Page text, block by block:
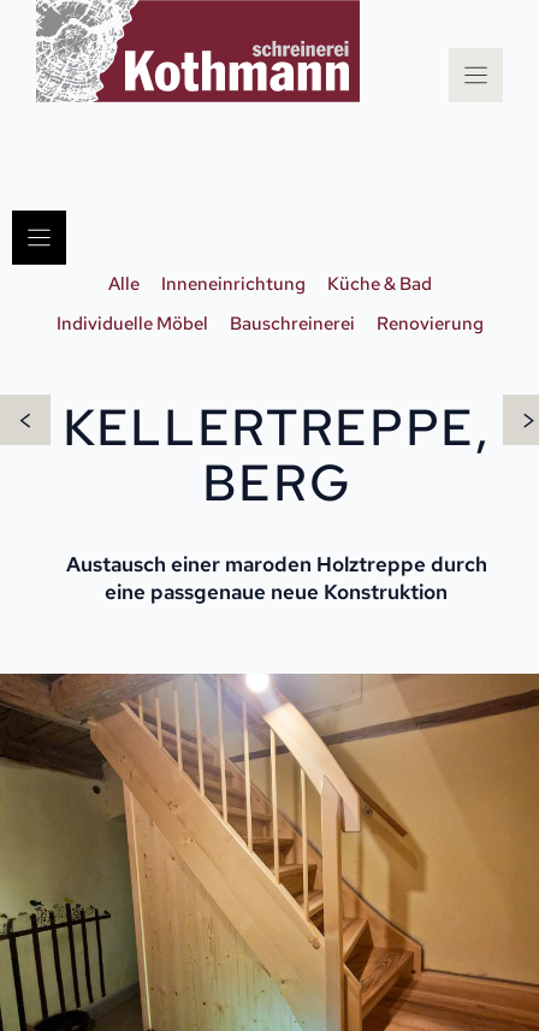
Inhalt
springen
Alle Inneneinrichtung
Küche & Bad
Individuelle Möbel
Bauschreinerei Renovierung
<
KELLERTREPPE,
BERG
Austausch einer maroden Holztreppe durch
eine passgenaue neue Konstruktion
>